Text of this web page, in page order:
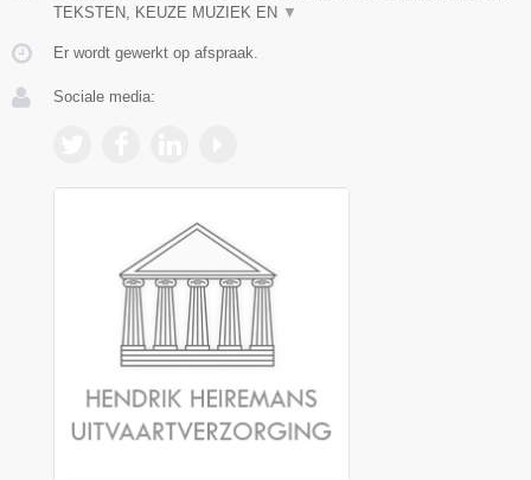
TEKSTEN, KEUZE MUZIEK EN ▼
Er wordt gewerkt op afspraak.
Sociale media: